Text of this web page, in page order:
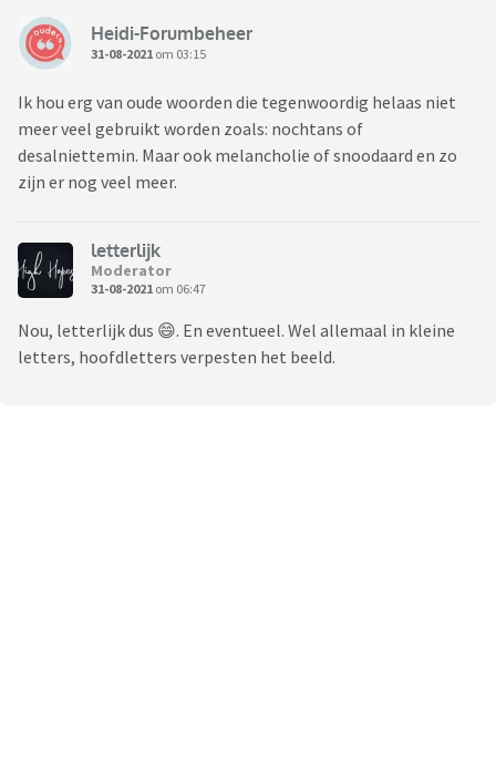
Heidi-Forumbeheer
31-08-2021 om 03:15
Ik hou erg van oude woorden die tegenwoordig helaas niet
meer veel gebruikt worden zoals: nochtans of
desalniettemin. Maar ook melancholie of snoodaard en zo
zijn er nog veel meer.
letterlijk
Moderator
31-08-2021 om 06:47
Nou, letterlijk dus 😄. En eventueel. Wel allemaal in kleine
letters, hoofdletters verpesten het beeld.